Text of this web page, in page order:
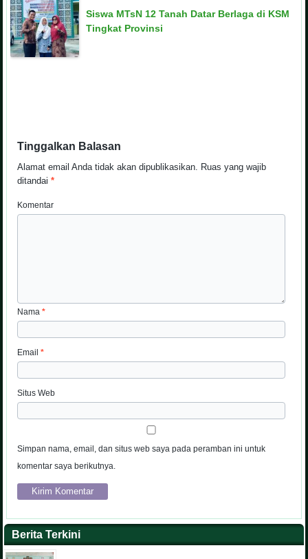
Siswa MTsN 12 Tanah Datar Berlaga di KSM
Tingkat Provinsi
Tinggalkan Balasan
Alamat email Anda tidak akan dipublikasikan. Ruas yang wajib
ditandai*
Komentar
Nama*
Email*
Situs Web
Simpan nama, email, dan situs web saya pada peramban ini untuk
komentar saya berikutnya.
Berita Terkini